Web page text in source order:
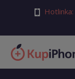
Hotlinka: